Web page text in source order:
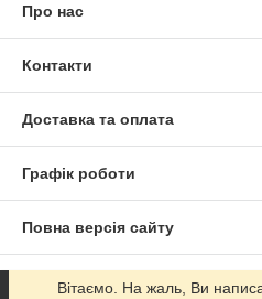
Про нас
Контакти
Доставка та оплата
Графік роботи
Повна версія сайту
Сайт створено на
Вітаємо. На жаль, Ви